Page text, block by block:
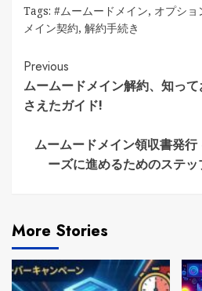
Tags: #ムームードメイン, オプショ
メイン契約, 解約手続き
Continue
Reading
Previous
ムームードメイン解約、知っ
さえたガイド!
ムームードメイン領収書発
ーズに進めるためのステ
More Stories